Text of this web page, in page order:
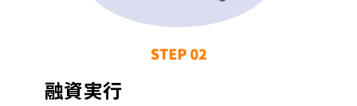
融資実行